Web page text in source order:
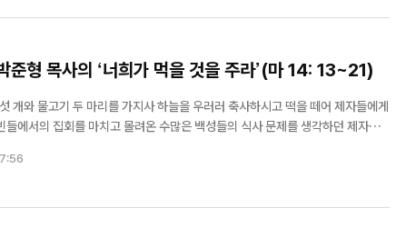
준형 목사의 ‘너희가 먹을 것을 주라’(마 14: 13~21)
개와 물고기 두 마리를 가지사 하늘을 우러러 축사하시고 떡을 떼어 제자들에게